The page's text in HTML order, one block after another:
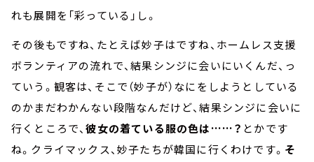
れも展開を「彩っている」し。
その後もですね、たとえば妙子はですね、ホームレス支援
ボランティアの流れで、結果シンジに会いにいくんだ、っ
ていう。観客は、そこで（妙子が）なにをしようとしている
のかまだわかんない段階なんだけど、結果シンジに会いに
行くところで、彼女の着ている服の色は……？ とかです
ね。クライマックス、妙子たちが韓国に行くわけです。 そ